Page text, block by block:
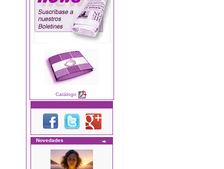
Catálogo
Novedades